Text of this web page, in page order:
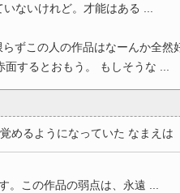
ないけれど。才能はある ...
ずこの人の作品はなーんか全然
するとおもう。 もしそうな ...
めるようになっていた なまえ
。この作品の弱点は、永遠 ...